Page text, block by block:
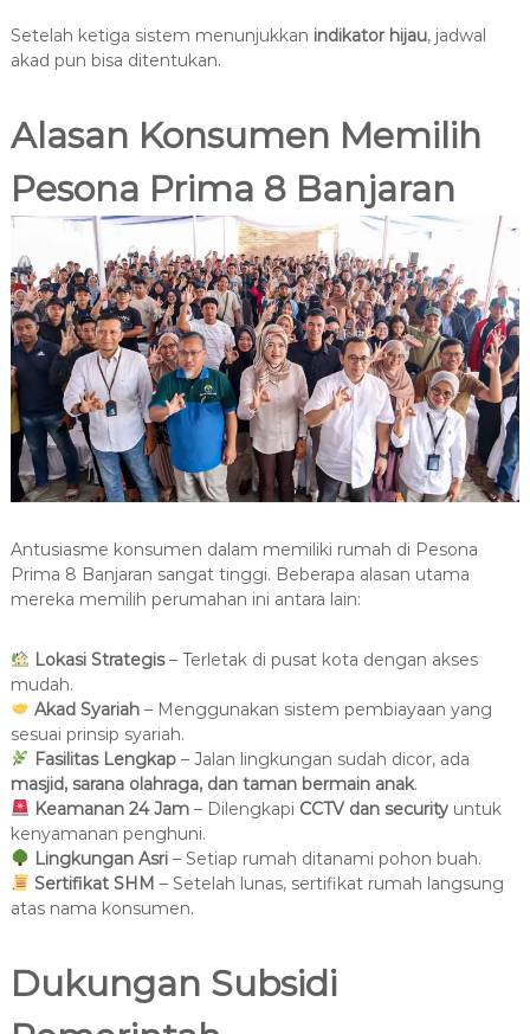
Setelah ketiga sistem menunjukkan indikator hijau, jadwal
akad pun bisa ditentukan.
Alasan Konsumen Memilih
Pesona Prima 8 Banjaran
Antusiasme konsumen dalam memiliki rumah di Pesona
Prima 8 Banjaran sangat tinggi. Beberapa alasan utama
mereka memilih perumahan ini antara lain:
Lokasi Strategis– Terletak di pusat kota dengan akses
mudah.
Akad Syariah– Menggunakan sistem pembiayaan yang
sesuai prinsip syariah.
Fasilitas Lengkap– Jalan lingkungan sudah dicor, ada
masjid, sarana olahraga, dan taman bermain anak.
Keamanan 24 Jam– Dilengkapi CCTV dan securityuntuk
kenyamanan penghuni.
Lingkungan Asri– Setiap rumah ditanami pohon buah.
Sertifikat SHM – Setelah lunas, sertifikat rumah langsung
atas nama konsumen.
Dukungan Subsidi